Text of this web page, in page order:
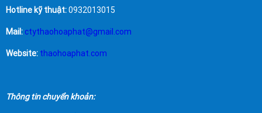
Hotline kỹ thuật:0932013015
Mail: ctythaohoaphat@gmail.com
Website: thaohoaphat.com
Thông tin chuyển khoản: